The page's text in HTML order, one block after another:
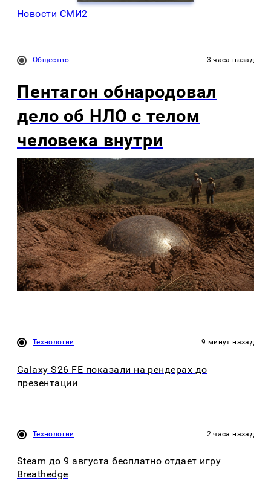
Новости СМИ2
Общество 3 часа назад
Пентагон обнародовал
дело об НЛО с телом
человека внутри
Технологии 9 минут назад
Galaxy S26 FE показали на рендерах до
презентации
Технологии 2 часа назад
Steam до 9 августа бесплатно отдает игру
Breathedge